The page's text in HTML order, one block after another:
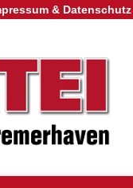
& Datenschutz